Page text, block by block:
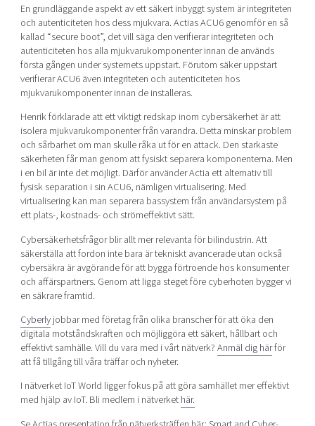
En grundläggande aspekt av ett säkert inbyggt system är integriteten
och autenticiteten hos dess mjukvara.ActiasACU6 genomför en så
kallad “secure boot”, det vill säga den verifierar integriteten och
autenticiteten hos alla mjukvarukomponenter innan de används
första gången under systemets uppstart. Förutom säker uppstart
verifierar ACU6 även integriteten och autenticiteten hos
mjukvarukomponenter innan de installeras.
Henrik förklarade att ett viktigt redskap inom cybersäkerhet är att
isolera mjukvarukomponenter från varandra. Detta minskar problem
och sårbarhet om man skulle råka ut för en attack. Den starkaste
säkerheten får man genom att fysiskt separera komponenterna. Men
i en bil är inte det möjligt. Därför använder Actia ett alternativ till
fysisk separation i sin ACU6, nämligen virtualisering. Med
virtualisering kan man separera bassystem från användarsystem på
ett plats-, kostnads- och strömeffektivt sätt.
Cybersäkerhetsfrågor blir allt mer relevanta för bilindustrin.Att
säkerställa att fordon inte bara är tekniskt avancerade utan också
cybersäkra är avgörande för att bygga förtroende hos konsumenter
och affärspartners. Genom att ligga steget före cyberhoten bygger vi
en säkrare framtid.
Cyberlyjobbar med företag från olika branscher för att öka den
digitala motståndskraften och möjliggöra ett säkert, hållbart och
effektivt samhälle. Vill du vara med i vårt nätverk?Anmäl dig härför
att få tillgång till våra träffar och nyheter.
I nätverket IoT World ligger fokus på att göra samhället mer effektivt
med hjälp av IoT. Bli medlem i nätverkethär.